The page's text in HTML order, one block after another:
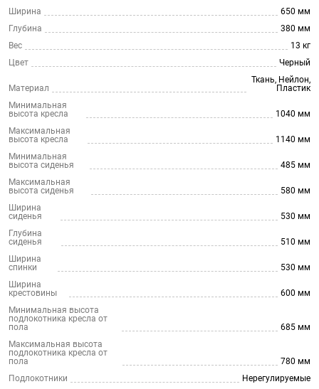
Ширина
650 мм
Глубина
380 мм
Вес
13 кг
Цвет
Черный
Материал
Ткань, Нейлон,
Пластик
Минимальная
высота кресла
1040 мм
Максимальная
высота кресла
1140 мм
Минимальная
высота сиденья
485 мм
Максимальная
высота сиденья
580 мм
Ширина
сиденья
530 мм
Глубина
сиденья
510 мм
Ширина
спинки
530 мм
Ширина
крестовины
600 мм
Минимальная высота
подлокотника кресла от
пола
685 мм
Максимальная высота
подлокотника кресла от
пола
780 мм
Подлокотники
Нерегулируемые